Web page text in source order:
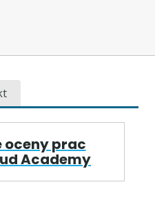
oceny prac
Academy